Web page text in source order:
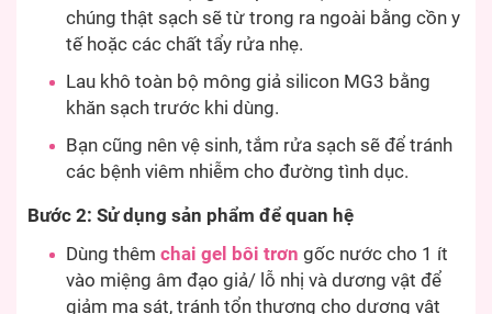
chúng thật sạch sẽ từ trong ra ngoài bằng cồn y
tế hoặc các chất tẩy rửa nhẹ.
Lau khô toàn bộ mông giả silicon MG3 bằng
khăn sạch trước khi dùng.
Bạn cũng nên vệ sinh, tắm rửa sạch sẽ để tránh
các bệnh viêm nhiễm cho đường tình dục.
Bước 2: Sử dụng sản phẩm để quan hệ
Dùng thêm chai gel bôi trơn gốc nước cho 1 ít
vào miệng âm đạo giả/ lỗ nhị và dương vật để
giảm ma sát, tránh tổn thương cho dương vật